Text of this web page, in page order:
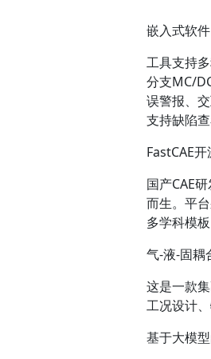
嵌入式软
工具支持
分支MC/
误警报、
支持缺陷
FastCAE
国产CAE
而生。平
多学科模
气-液-固耦
这是一款
工况设计
基于大模